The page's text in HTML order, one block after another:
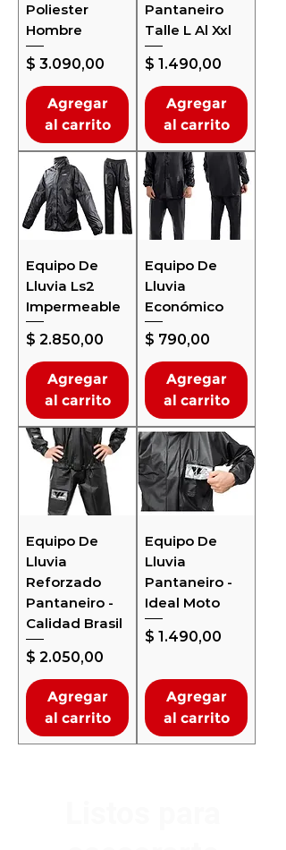
Poliester
Hombre
Precio
$ 3.090,00
Agregar
al carrito
Pantaneiro
Talle L Al Xxl
Precio
$ 1.490,00
Agregar
al carrito
Equipo De
Lluvia Ls2
Impermeable
Precio
$ 2.850,00
Agregar
al carrito
Equipo De
Lluvia
Económico
Precio
$ 790,00
Agregar
al carrito
Equipo De
Lluvia
Reforzado
Pantaneiro -
Calidad Brasil
Precio
$ 2.050,00
Agregar
al carrito
Equipo De
Lluvia
Pantaneiro -
Ideal Moto
Precio
$ 1.490,00
Agregar
al carrito